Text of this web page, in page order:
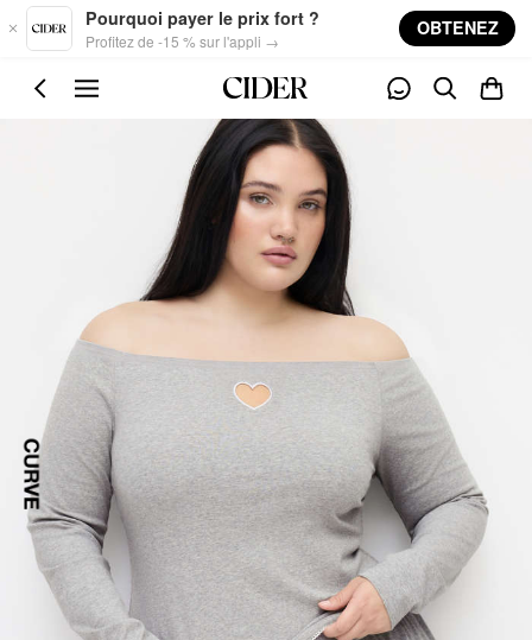
Skip to main content
Pourquoi payer le prix fort ?
Profitez de -15 % sur l'appli →
OBTENEZ